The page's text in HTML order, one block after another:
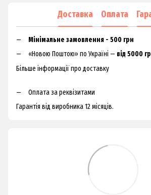
Доставка Оплата
Мінімальне замовлення - 500 грн
«Новою Поштою» по Україні — від 5000
Більше інформації про доставку
Оплата за реквізитами
Гарантія від виробника 12 місяців.